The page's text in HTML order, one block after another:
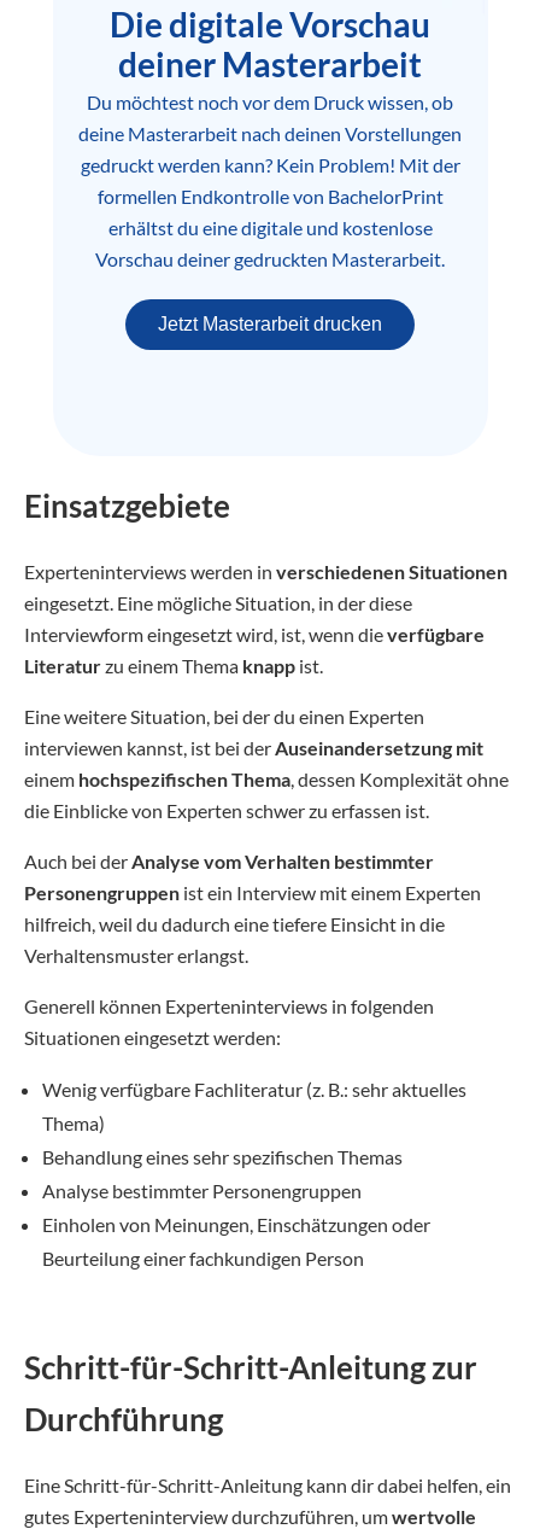
Die digitale Vorschau
deiner Masterarbeit
Du möchtest noch vor dem Druck wissen, ob
deine Masterarbeit nach deinen Vorstellungen
gedruckt werden kann? Kein Problem! Mit der
formellen Endkontrolle von BachelorPrint
erhältst du eine digitale und kostenlose
Vorschau deiner gedruckten Masterarbeit.
Jetzt Masterarbeit drucken
Einsatzgebiete
Experteninterviews werden in verschiedenen Situationen
eingesetzt. Eine mögliche Situation, in der diese
Interviewform eingesetzt wird, ist, wenn dieverfügbare
Literaturzu einem Thema knapp ist.
Eine weitere Situation, bei der du einen Experten
interviewen kannst, ist bei derAuseinandersetzung mit
einem hochspezifischen Thema, dessen Komplexität ohne
die Einblicke von Experten schwer zu erfassen ist.
Auch bei derAnalyse vom Verhalten bestimmter
Personengruppen ist ein Interview mit einem Experten
hilfreich, weil du dadurch eine tiefere Einsicht in die
Verhaltensmuster erlangst.
Generell können Experteninterviews in folgenden
Situationen eingesetzt werden:
Wenig verfügbare Fachliteratur (z. B.: sehr aktuelles
Thema)
Behandlung eines sehr spezifischen Themas
Analyse bestimmter Personengruppen
Einholen von Meinungen, Einschätzungen oder
Beurteilung einer fachkundigen Person
Schritt-für-Schritt-Anleitung zur
Durchführung
Eine Schritt-für-Schritt-Anleitung kann dir dabei helfen, ein
gutes Experteninterview durchzuführen, umwertvolle